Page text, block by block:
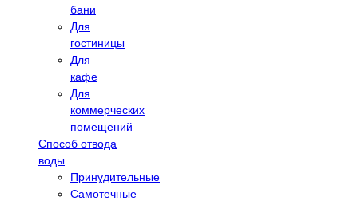
бани
Для
гостиницы
Для
кафе
Для
коммерческих
помещений
Способ отвода
воды
Принудительные
Самотечные